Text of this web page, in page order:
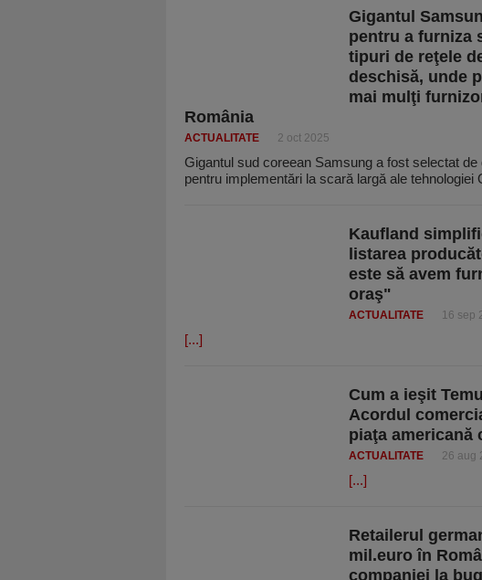
Gigantul
pentru a furniza
tipuri de reţele
deschisă, unde
mai mulţi
România
ACTUALITATE 2 oct 2025
Gigantul sud coreean Samsung a fost selectat
pentru implementări la scară largă ale tehnologiei
Kaufland
listarea
este să avem
oraş"
ACTUALITATE 16 sep
[...]
Cum a ieşit
Acordul
piaţa americană
ACTUALITATE 26 aug
[...]
Retailerul
mil.euro în
companiei la